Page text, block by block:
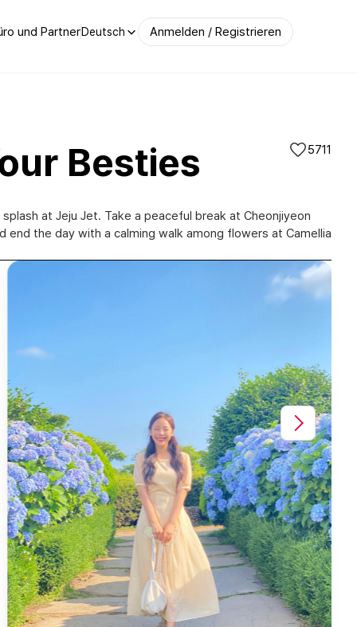
und PartnerDeutsch Anmelden / Registrieren
Besties 5711
at Jeju Jet. Take a peaceful break at Cheonjiyeon
end the day with a calming walk among flowers at Camellia
여미지 식물원(Yeomiji Botanical Garden)|@bellemavie_hj